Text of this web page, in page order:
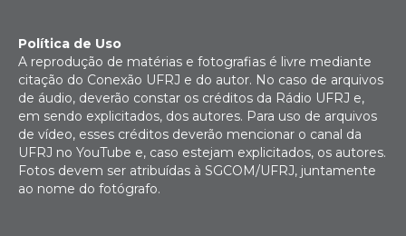
Política de Uso
A reprodução de matérias e fotografias é livre mediante
citação do Conexão UFRJ e do autor. No caso de arquivos
de áudio, deverão constar os créditos da Rádio UFRJ e,
em sendo explicitados, dos autores. Para uso de arquivos
de vídeo, esses créditos deverão mencionar o canal da
UFRJ no YouTube e, caso estejam explicitados, os autores.
Fotos devem ser atribuídas à SGCOM/UFRJ, juntamente
ao nome do fotógrafo.